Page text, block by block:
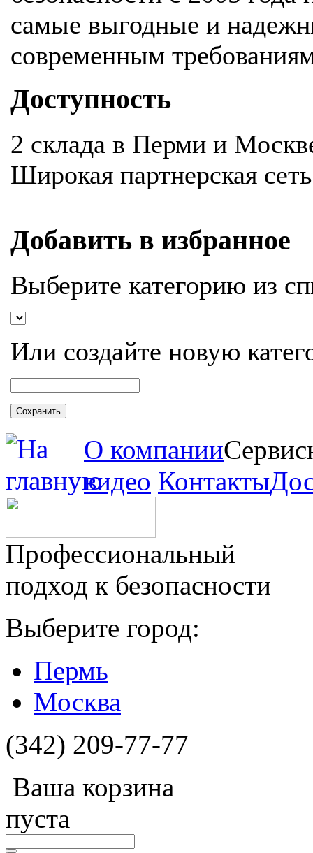
самые выгодные и
современным
Доступность
2 склада в Перми и
Широкая партнерская
Добавить в избранное
Выберите категорию из
Или создайте новую
Сохранить
О компании
видео Контакты
Профессиональный
подход к безопасности
Выберите город:
Пермь
Москва
(342) 209-77-77
Ваша корзина
пуста